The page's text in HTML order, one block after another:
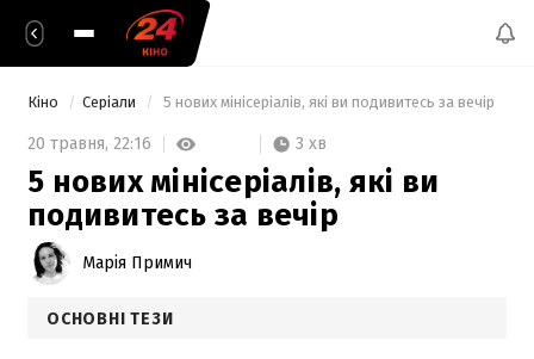
Кіно Серіали 5 нових мінісеріалів, які ви подивитесь за вечір
20 травня, 22:16 3 хв
5 нових мінісеріалів, які ви
подивитесь за вечір
Марія Примич
ОСНОВНІ ТЕЗИ